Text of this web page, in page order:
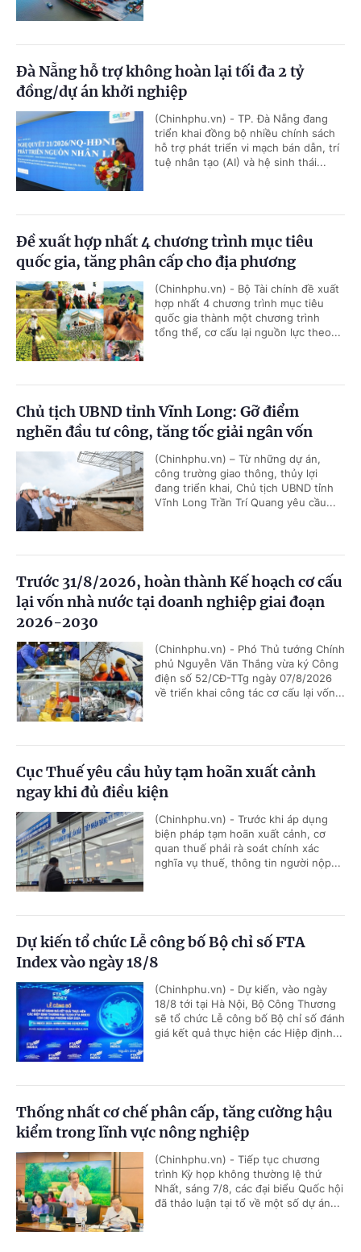
Đà Nẵng hỗ trợ không hoàn lại tối đa 2 tỷ
đồng/dự án khởi nghiệp
(Chinhphu.vn) - TP. Đà Nẵng đang
triển khai đồng bộ nhiều chính sách
hỗ trợ phát triển vi mạch bán dẫn, trí
tuệ nhân tạo (AI) và hệ sinh thái...
Đề xuất hợp nhất 4 chương trình mục tiêu
quốc gia, tăng phân cấp cho địa phương
(Chinhphu.vn) - Bộ Tài chính đề xuất
hợp nhất 4 chương trình mục tiêu
quốc gia thành một chương trình
tổng thể, cơ cấu lại nguồn lực theo...
Chủ tịch UBND tỉnh Vĩnh Long: Gỡ điểm
nghẽn đầu tư công, tăng tốc giải ngân vốn
(Chinhphu.vn) – Từ những dự án,
công trường giao thông, thủy lợi
đang triển khai, Chủ tịch UBND tỉnh
Vĩnh Long Trần Trí Quang yêu cầu...
Trước 31/8/2026, hoàn thành Kế hoạch cơ cấu
lại vốn nhà nước tại doanh nghiệp giai đoạn
2026-2030
(Chinhphu.vn) - Phó Thủ tướng Chính
phủ Nguyễn Văn Thắng vừa ký Công
điện số 52/CĐ-TTg ngày 07/8/2026
về triển khai công tác cơ cấu lại vốn...
Cục Thuế yêu cầu hủy tạm hoãn xuất cảnh
ngay khi đủ điều kiện
(Chinhphu.vn) - Trước khi áp dụng
biện pháp tạm hoãn xuất cảnh, cơ
quan thuế phải rà soát chính xác
nghĩa vụ thuế, thông tin người nộp...
Dự kiến tổ chức Lễ công bố Bộ chỉ số FTA
Index vào ngày 18/8
(Chinhphu.vn) - Dự kiến, vào ngày
18/8 tới tại Hà Nội, Bộ Công Thương
sẽ tổ chức Lễ công bố Bộ chỉ số đánh
giá kết quả thực hiện các Hiệp định...
Thống nhất cơ chế phân cấp, tăng cường hậu
kiểm trong lĩnh vực nông nghiệp
(Chinhphu.vn) - Tiếp tục chương
trình Kỳ họp không thường lệ thứ
Nhất, sáng 7/8, các đại biểu Quốc hội
đã thảo luận tại tổ về một số dự án...